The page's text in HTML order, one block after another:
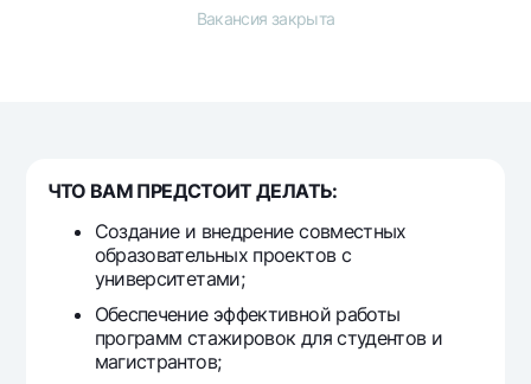
До востребования USD
Зарплатные
Мобильное приложение Milliy
Часто задаваемые вопросы
Ищите по сайту
Вакансия закрыта
ЧТО ВАМ ПРЕДСТОИТ ДЕЛАТЬ:
Создание и внедрение совместных
образовательных проектов с
университетами;
Обеспечение эффективной работы
программ стажировок для студентов и
магистрантов;